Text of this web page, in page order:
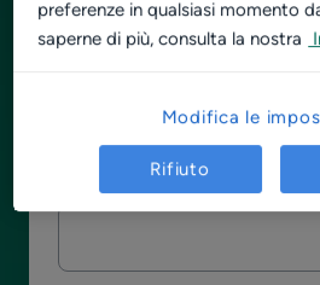
Cognome*
preferenze in qualsiasi momento
saperne di più, consulta la nostra
Modifica le
Rifiuto